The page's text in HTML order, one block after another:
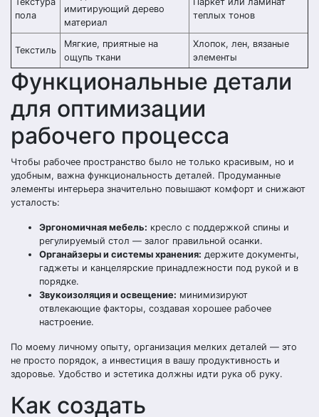
пола
имитирующий дерево
материал
теплых тонов
Текстиль
Мягкие, приятные на
ощупь ткани
Хлопок, лен, вязаные
элементы
Функциональные детали
для оптимизации
рабочего процесса
Чтобы рабочее пространство было не только красивым, но и
удобным, важна функциональность деталей. Продуманные
элементы интерьера значительно повышают комфорт и снижают
усталость:
Эргономичная мебель: кресло с поддержкой спины и
регулируемый стол — залог правильной осанки.
Органайзеры и системы хранения: держите документы,
гаджеты и канцелярские принадлежности под рукой и в
порядке.
Звукоизоляция и освещение: минимизируют
отвлекающие факторы, создавая хорошее рабочее
настроение.
По моему личному опыту, организация мелких деталей — это
не просто порядок, а инвестиция в вашу продуктивность и
здоровье. Удобство и эстетика должны идти рука об руку.
Как создать